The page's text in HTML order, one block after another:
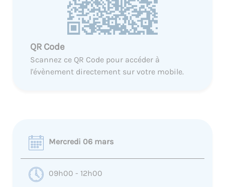
QR Code
Scannez ce QR Code pour accéder à
l'évènement directement sur votre mobile.
Mercredi 06 mars
09h00 - 12h00